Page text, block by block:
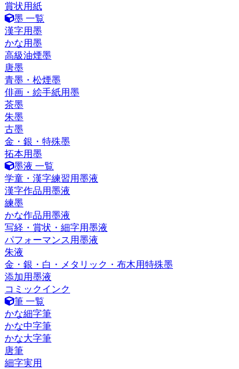
賞状用紙
墨 一覧
漢字用墨
かな用墨
高級油煙墨
唐墨
青墨・松煙墨
俳画・絵手紙用墨
茶墨
朱墨
古墨
金・銀・特殊墨
拓本用墨
墨液 一覧
学童・漢字練習用墨液
漢字作品用墨液
練墨
かな作品用墨液
写経・賞状・細字用墨液
パフォーマンス用墨液
朱液
金・銀・白・メタリック・布木用特殊墨
添加用墨液
コミックインク
筆 一覧
かな細字筆
かな中字筆
かな大字筆
唐筆
細字実用